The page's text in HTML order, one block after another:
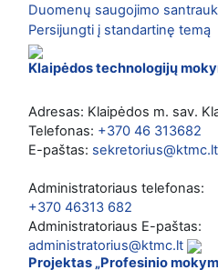
Duomenų saugojimo
Persijungti į standartinę temą
Klaipėdos technologijų
Adresas: Klaipėdos m. sav.
Telefonas: +370 46 313682
E-paštas: sekretorius@ktmc.lt
Administratoriaus telefonas:
+370 46313 682
Administratoriaus E-paštas:
administratorius@ktmc.lt
Projektas „Profesinio